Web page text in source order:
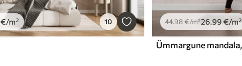
€/m² 10 44.98€/m²26 .99 €/m²